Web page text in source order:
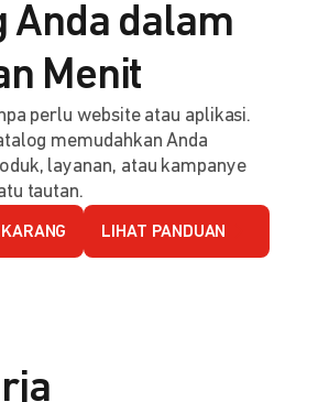
Anda dalam
Menit
perlu website atau aplikasi.
memudahkan Anda
layanan, atau kampanye
tautan.
LIHAT PANDUAN